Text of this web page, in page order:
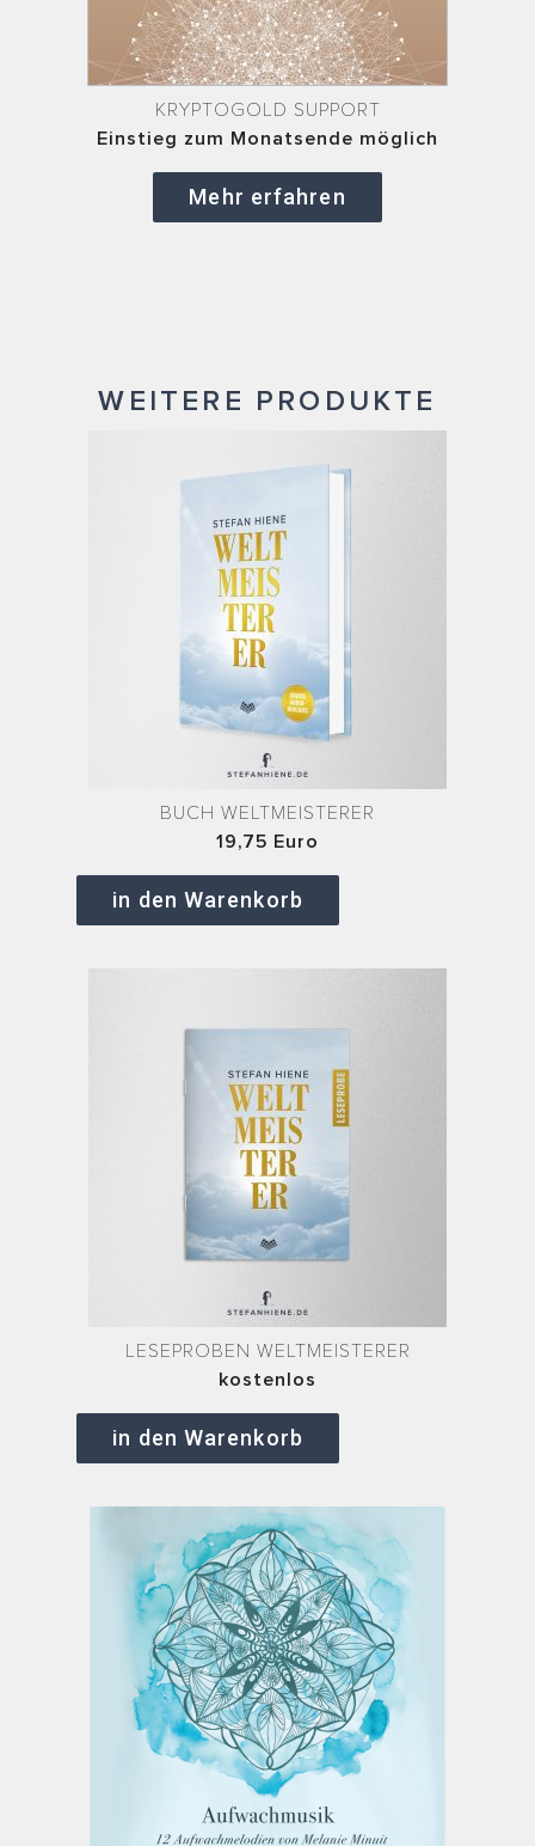
KRYPTOGOLD SUPPORT
Einstieg zum Monatsende möglich
Mehr erfahren
WEITERE PRODUKTE
BUCH WELTMEISTERER
19,75 Euro
in den Warenkorb
LESEPROBEN WELTMEISTERER
kostenlos
in den Warenkorb